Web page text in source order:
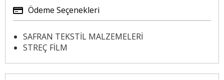
Ödeme Seçenekleri
SAFRAN TEKSTİL MALZEMELERİ
STREÇ FİLM